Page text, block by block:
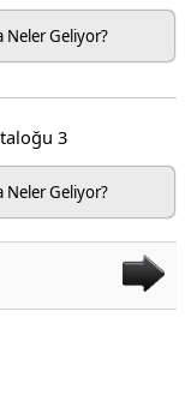
Geliyor?
Geliyor?